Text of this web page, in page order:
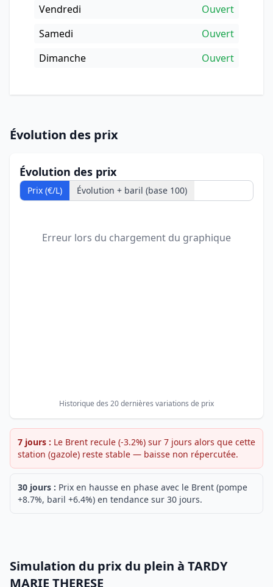
Vendredi
Ouvert
Samedi
Ouvert
Dimanche
Ouvert
Évolution des prix
Évolution des prix
Prix (€/L) Évolution + baril (base 100)
Erreur lors du chargement du graphique
Historique des 20 dernières variations de prix
7 jours : Le Brent recule (-3.2%) sur 7 jours alors que cette
station (gazole) reste stable — baisse non répercutée.
30 jours : Prix en hausse en phase avec le Brent (pompe
+8.7%, baril +6.4%) en tendance sur 30 jours.
Simulation du prix du plein à TARDY
MARIE THERESE